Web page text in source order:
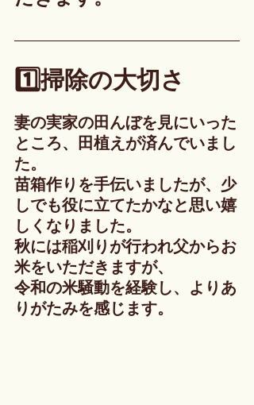
1️⃣掃除の大切さ
妻の実家の田んぼを見にいった
ところ、田植えが済んでいまし
た。
苗箱作りを手伝いましたが、少
しでも役に立てたかなと思い嬉
しくなりました。
秋には稲刈りが行われ父からお
米をいただきますが、
令和の米騒動を経験し、よりあ
りがたみを感じます。